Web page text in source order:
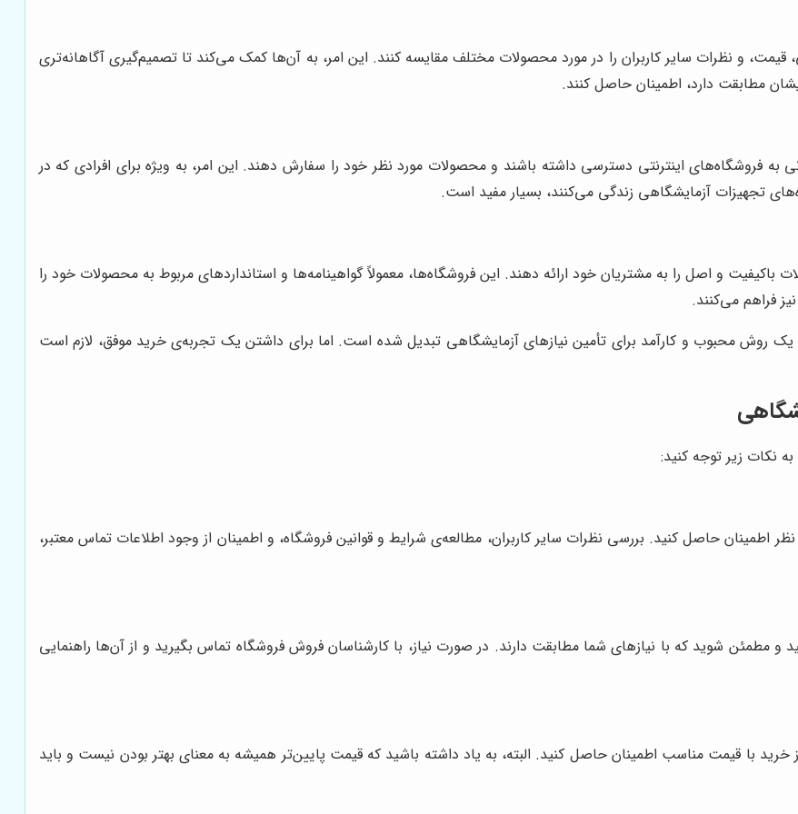
قیمت، و نظرات سایر کاربران را در مورد محصولات مختلف مقایسه کنند. این امر، به آن‌ها کمک می‌کند تا تصمیم‌گیری آگاهانه‌تری
مطابقت دارد، اطمینان حاصل کنند.
به فروشگاه‌های اینترنتی دسترسی داشته باشند و محصولات مورد نظر خود را سفارش دهند. این امر، به ویژه برای افرادی که در
تجهیزات آزمایشگاهی زندگی می‌کنند، بسیار مفید است.
باکیفیت و اصل را به مشتریان خود ارائه دهند. این فروشگاه‌ها، معمولاً گواهینامه‌ها و استانداردهای مربوط به محصولات خود را
فراهم می‌کنند.
یک روش محبوب و کارآمد برای تأمین نیازهای آزمایشگاهی تبدیل شده است. اما برای داشتن یک تجربه‌ی خرید موفق، لازم است
نکات زیر توجه کنید:
نظر اطمینان حاصل کنید. بررسی نظرات سایر کاربران، مطالعه‌ی شرایط و قوانین فروشگاه، و اطمینان از وجود اطلاعات تماس معتبر،
شوید که با نیازهای شما مطابقت دارند. در صورت نیاز، با کارشناسان فروش فروشگاه تماس بگیرید و از آن‌ها راهنمایی
با قیمت مناسب اطمینان حاصل کنید. البته، به یاد داشته باشید که قیمت پایین‌تر همیشه به معنای بهتر بودن نیست و باید